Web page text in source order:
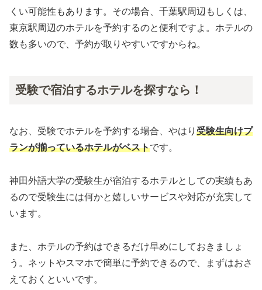
くい可能性もあります。その場合、千葉駅周辺もしくは、
東京駅周辺のホテルを予約するのと便利ですよ。ホテルの
数も多いので、予約が取りやすいですからね。
受験で宿泊するホテルを探すなら！
なお、受験でホテルを予約する場合、やはり 受験生向けプ
ランが揃っているホテルがベストです。
神田外語大学の受験生が宿泊するホテルとしての実績もあ
るので受験生には何かと嬉しいサービスや対応が充実して
います。
また、ホテルの予約はできるだけ早めにしておきましょ
う。ネットやスマホで簡単に予約できるので、まずはおさ
えておくといいです。